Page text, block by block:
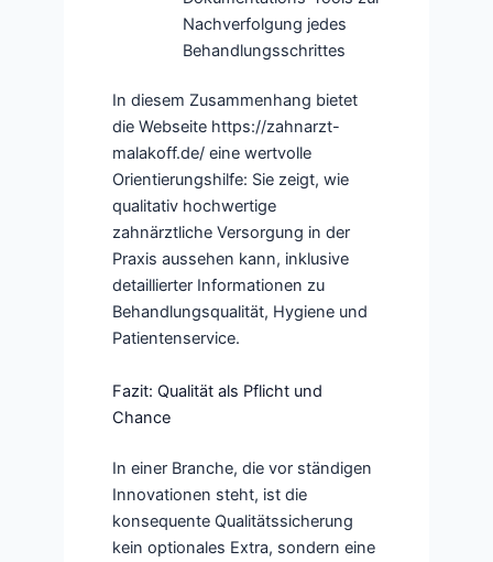
Nachverfolgung jedes
Behandlungsschrittes
In diesem Zusammenhang bietet
die Webseite https://zahnarzt-
malakoff.de/ eine wertvolle
Orientierungshilfe: Sie zeigt, wie
qualitativ hochwertige
zahnärztliche Versorgung in der
Praxis aussehen kann, inklusive
detaillierter Informationen zu
Behandlungsqualität, Hygiene und
Patientenservice.
Fazit: Qualität als Pflicht und
Chance
In einer Branche, die vor ständigen
Innovationen steht, ist die
konsequente Qualitätssicherung
kein optionales Extra, sondern eine